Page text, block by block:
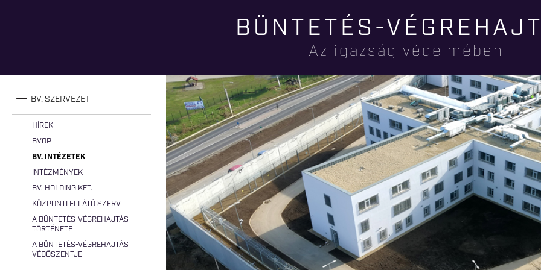
tartalomra
BÜNTETÉS-
Az igazság védelmében
BV. SZERVEZET
HÍREK
BVOP
BV. INTÉZETEK
INTÉZMÉNYEK
BV. HOLDING KFT.
KÖZPONTI ELLÁTÓ SZERV
A BÜNTETÉS-VÉGREHAJTÁS
TÖRTÉNETE
A BÜNTETÉS-VÉGREHAJTÁS
VÉDŐSZENTJE